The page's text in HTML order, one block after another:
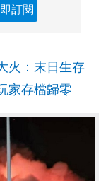
訂閱
火：末日生存
家存檔歸零